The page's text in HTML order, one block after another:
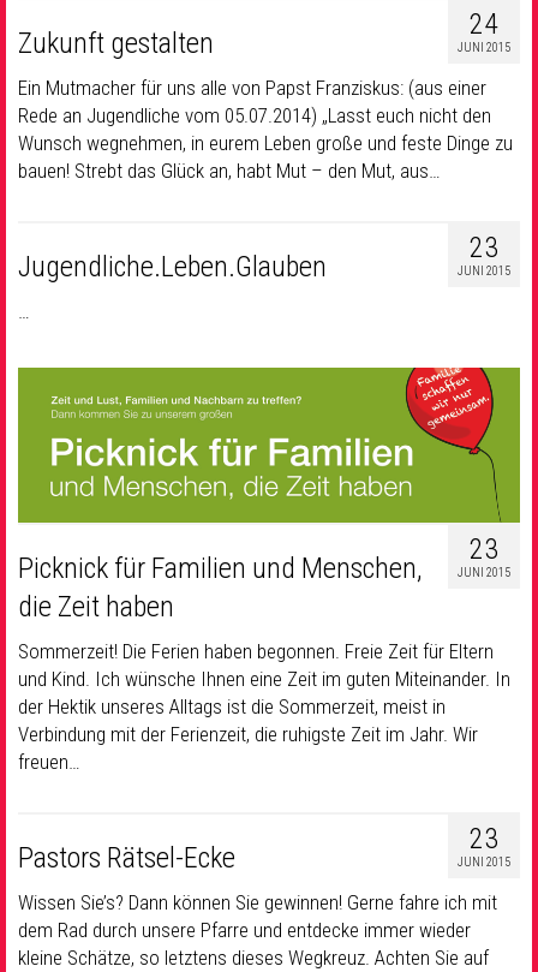
24
JUNI 2015
Zukunft gestalten
Ein Mutmacher für uns alle von Papst Franziskus: (aus einer
Rede an Jugendliche vom 05.07.2014) „Lasst euch nicht den
Wunsch wegnehmen, in eurem Leben große und feste Dinge zu
bauen! Strebt das Glück an, habt Mut – den Mut, aus…
23
JUNI 2015
Jugendliche.Leben.Glauben
…
23
JUNI 2015
Picknick für Familien und Menschen,
die Zeit haben
Sommerzeit! Die Ferien haben begonnen. Freie Zeit für Eltern
und Kind. Ich wünsche Ihnen eine Zeit im guten Miteinander. In
der Hektik unseres Alltags ist die Sommerzeit, meist in
Verbindung mit der Ferienzeit, die ruhigste Zeit im Jahr. Wir
freuen…
23
JUNI 2015
Pastors Rätsel-Ecke
Wissen Sie’s? Dann können Sie gewinnen! Gerne fahre ich mit
dem Rad durch unsere Pfarre und entdecke immer wieder
kleine Schätze, so letztens dieses Wegkreuz. Achten Sie auf